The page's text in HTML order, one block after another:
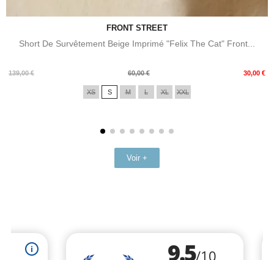
FRONT STREET
Short De Survêtement Beige Imprimé "Felix The Cat" Front...
139,00 €
Prix
60,00 € 30,00 €
Prix
XS S M L XL XXL
Voir +